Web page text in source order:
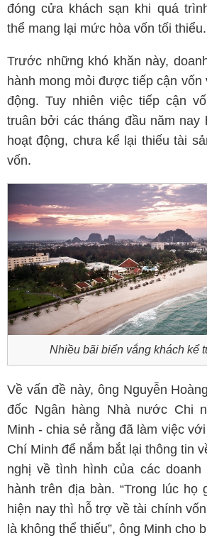
đóng cửa khách sạn khi quá
thể mang lại mức hòa vốn tối thiểu.
Trước những khó khăn này,
hành mong mỏi được tiếp cận vốn
động. Tuy nhiên việc tiếp cận
truân bởi các tháng đầu năm nay
hoạt động, chưa kể lại thiếu tài
vốn.
Nhiều bãi biển vắng khách kể
Về vấn đề này, ông Nguyễn
đốc Ngân hàng Nhà nước Chi
Minh - chia sẻ rằng đã làm việc
Chí Minh để nắm bắt lại thông tin
nghị về tình hình của các
hành trên địa bàn. “Trong lúc họ
hiện nay thì hỗ trợ về tài chính
là không thể thiếu”, ông Minh cho